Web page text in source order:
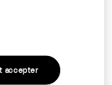
éléments
accepter